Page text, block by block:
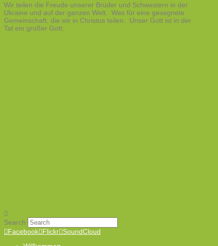
Wir teilen die Freude unserer Brüder und Schwestern in der
Ukraine und auf der ganzen Welt. Was für eine gesegnete
Gemeinschaft, die wir in Christus teilen. Unser Gott ist in der
Tat ein großer Gott.
Search
Facebook Flickr SoundCloud